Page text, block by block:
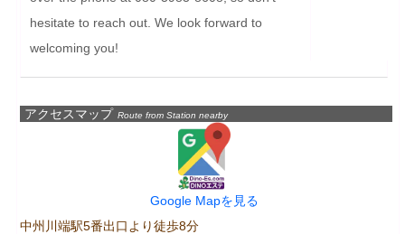
hesitate to reach out. We look forward to
welcoming you!
アクセスマップ Route from Station nearby
Google Mapを見る
中州川端駅5番出口より徒歩8分